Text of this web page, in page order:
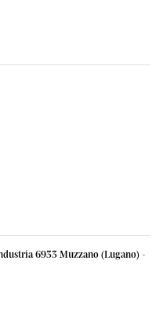
6933 Muzzano (Lugano) -